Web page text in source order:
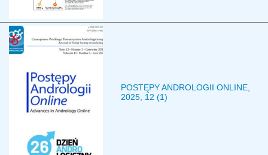
POSTĘPY ANDROLOGII ONLINE,
2025, 12 (1)